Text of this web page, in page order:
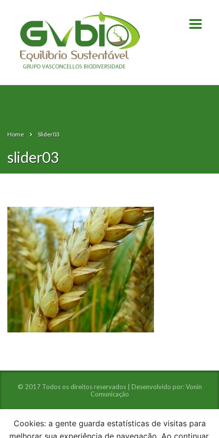
Home Slider03
slider03
© 2017 Todos os direitos reservados | Desenvolvido por:Vonin
Comunicação
Cookies: a gente guarda estatísticas de visitas para
melhorar sua experiência de navegação. Ao continuar,